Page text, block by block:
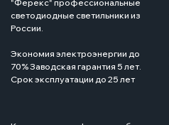
"Ферекс" профессиональные
светодиодные светильники из
России.
Экономия электроэнергии до
70% Заводская гарантия 5 лет.
Срок эксплуатации до 25 лет